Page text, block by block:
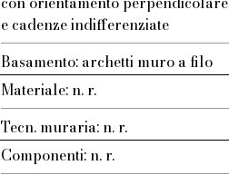
e cadenze indifferenziate
Basamento: archetti muro a filo
Materiale: n. r.
Tecn. muraria: n. r.
Componenti: n. r.